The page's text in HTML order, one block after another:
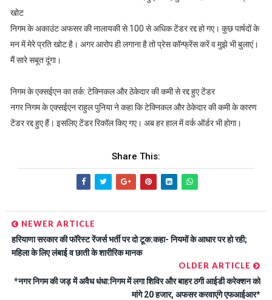
खोट
निगम के अकाउंट अफसर की नालायकी से 100 से अधिक टेंडर रद्द हो गए। कुछ पार्षदों के
मन में मेरे प्रति खोट है। अगर आरोप ही लगाना है तो प्रेस कॉन्फ्रेंस करें व मुझे भी बुलाएं।
मैं सारे सबूत दूंगा।
निगम के एक्सईएन का तर्क: टेक्निकल और ठेकेदार की कमी से रद्द हुए टेंडर
नगर निगम के एक्सईएन राहुल पुनिया ने कहा कि टेक्निकल और ठेकेदार की कमी के कारण
टेंडर रद्द हुए हैं। इसलिए टेंडर रिकॉल किए गए। अब हर हाल में वर्क ऑर्डर भी हाेगा।
Share This:
NEWER ARTICLE
हरियाणा सरकार की फॉरेस्ट रेंजर्स भर्ती पर दो टूक:कहा- नियमों के आधार पर हो रही;
महिला के लिए लंबाई व छाती के शारीरिक मानक
OLDER ARTICLE
*नगर निगम की जड़ में अवैध धंधा:निगम में लगा शिविर और बाहर ठगी आईडी करेक्शन को
मांगे 20 हजार, अफसर करवाएंगे एफआईआर*